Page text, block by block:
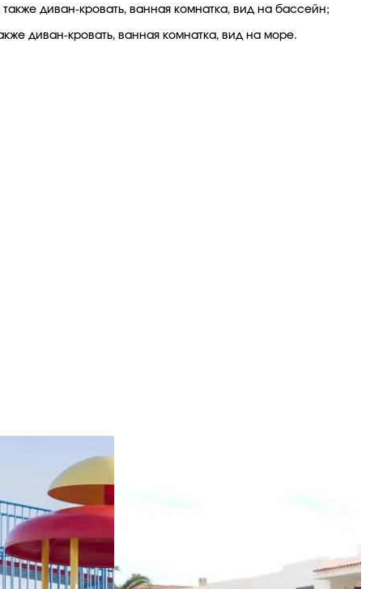
диван-кровать, ванная комнатка, вид на бассейн;
диван-кровать, ванная комнатка, вид на море.